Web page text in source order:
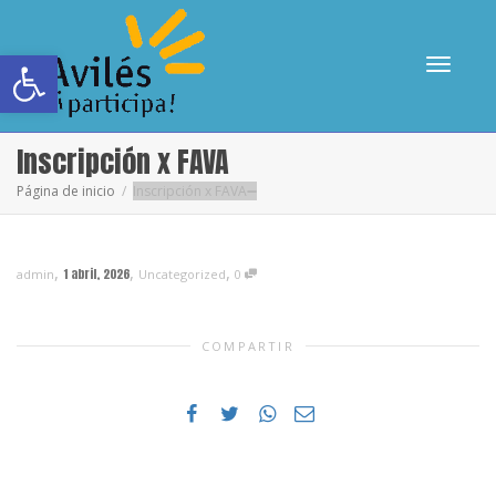
Abrir barra de herramientas
Inscripción x FAVA
Página de inicio Inscripción x FAVA
admin, 1 abril, 2026, Uncategorized, 0
COMPARTIR